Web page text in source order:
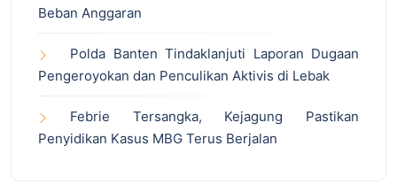
Beban Anggaran
Polda Banten Tindaklanjuti Laporan Dugaan
Pengeroyokan dan Penculikan Aktivis di Lebak
Febrie Tersangka, Kejagung Pastikan
Penyidikan Kasus MBG Terus Berjalan